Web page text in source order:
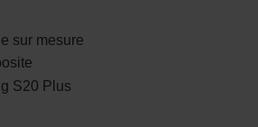
sur mesure
S20 Plus